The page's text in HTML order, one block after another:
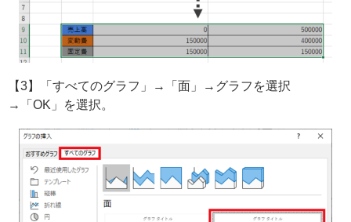
【3】「すべてのグラフ」→「面」→グラフを選択
→「OK」を選択。